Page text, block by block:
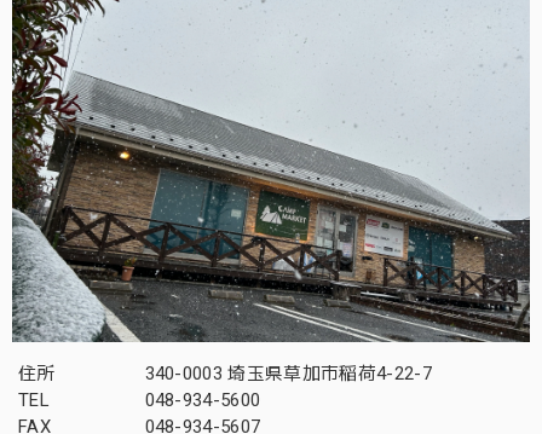
住所
340-0003 埼玉県草加市稲荷4-22-7
TEL
048-934-5600
FAX
048-934-5607